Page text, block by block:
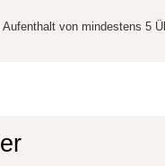
Aufenthalt von mindestens 5